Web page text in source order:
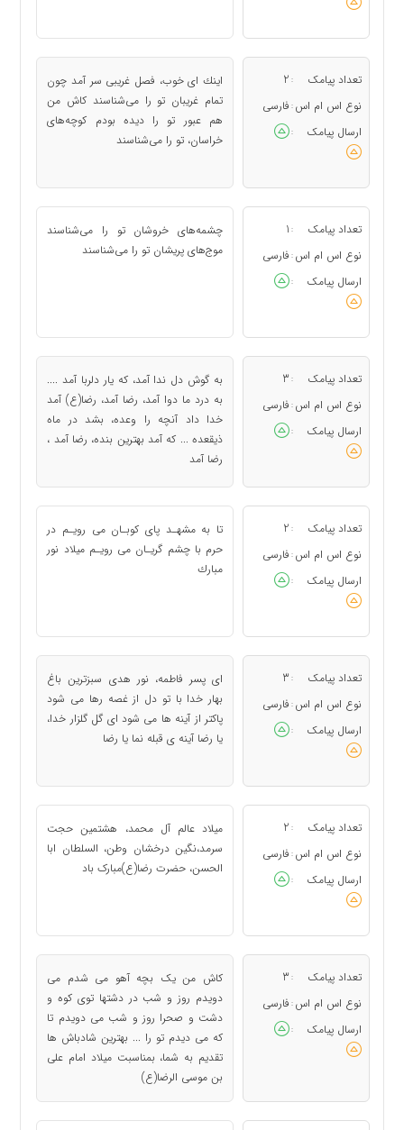
تعداد پیامک :
2
نوع اس ام اس : فارسی
ارسال پیامک
:
اینك ای خوب، فصل غریبی سر آمد چون
تمام غریبان تو را می‌شناسند كاش من
هم عبور تو را دیده بودم كوچه‌های
خراسان، تو را می‌شناسند
تعداد پیامک :
1
نوع اس ام اس : فارسی
ارسال پیامک
:
چشمه‌های خروشان تو را می‌شناسند
موج‌های پریشان تو را می‌شناسند
تعداد پیامک :
3
نوع اس ام اس : فارسی
ارسال پیامک
:
به گوش دل ندا آمد، که یار دلربا آمد ....
به درد ما دوا آمد، رضا آمد، رضا(ع) آمد
خدا داد آنچه را وعده،‌ بشد در ماه
ذیقعده ... که آمد بهترین بنده، رضا آمد ،
رضا آمد
تعداد پیامک :
2
نوع اس ام اس : فارسی
ارسال پیامک
:
تا به مشهـد پای کوبـان می رویـم در
حرم با چشم گریـان می رویـم میلاد نور
مبارك
تعداد پیامک :
3
نوع اس ام اس : فارسی
ارسال پیامک
:
ای پسر فاطمه، نور هدی سبزترین باغ
بهار خدا با تو دل از غصه رها می شود
پاکتر از آینه ها می شود ای گل گلزار خدا،
یا رضا آینه ی قبله نما یا رضا
تعداد پیامک :
2
نوع اس ام اس : فارسی
ارسال پیامک
:
میلاد عالم آل محمد، هشتمین حجت
سرمد،نگین درخشان وطن، السلطان ابا
الحسن، حضرت رضا(ع)مبارک باد
تعداد پیامک :
3
نوع اس ام اس : فارسی
ارسال پیامک
:
کاش من یک بچه آهو می شدم می
دویدم روز و شب در دشتها توی کوه و
دشت و صحرا روز و شب می دویدم تا
که می دیدم تو را ... بهترین شادباش ها
تقدیم به شما، بمناسبت میلاد امام علی
بن موسی الرضا(ع)